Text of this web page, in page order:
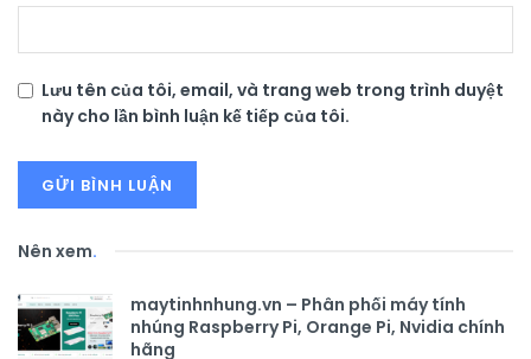
Lưu tên của tôi, email, và trang web trong trình duyệt
này cho lần bình luận kế tiếp của tôi.
Nên xem.
maytinhnhung.vn – Phân phối máy tính
nhúng Raspberry Pi, Orange Pi, Nvidia chính
hãng